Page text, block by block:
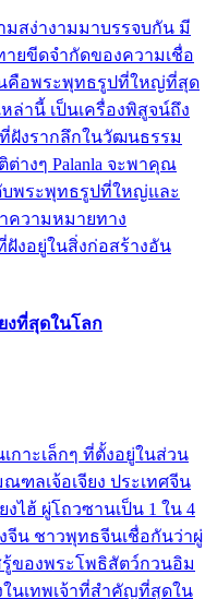
สง่างามมาบรรจบกัน มี
ยขีดจำกัดของความเชื่อ
คือพระพุทธรูปที่ใหญ่ที่สุด
ล่านี้ เป็นเครื่องพิสูจน์ถึง
ฝังรากลึกในวัฒนธรรม
งๆ Palanla จะพาคุณ
บพระพุทธรูปที่ใหญ่และ
ความหมายทาง
งอยู่ในสิ่งก่อสร้างอัน
งที่สุดในโลก
กาะเล็กๆ ที่ตั้งอยู่ในส่วน
ฑลเจ้อเจียง ประเทศจีน
ไฮ้ ผู่โถวซานเป็น 1 ใน 4
น ชาวพุทธจีนเชื่อกันว่าผู่
ของพระโพธิสัตว์กวนอิม
นเทพเจ้าที่สำคัญที่สุดใน